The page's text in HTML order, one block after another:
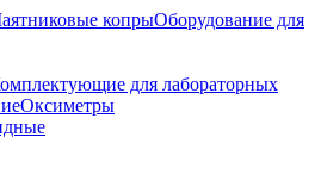
копрыОборудование для
для лабораторных
Оксиметры